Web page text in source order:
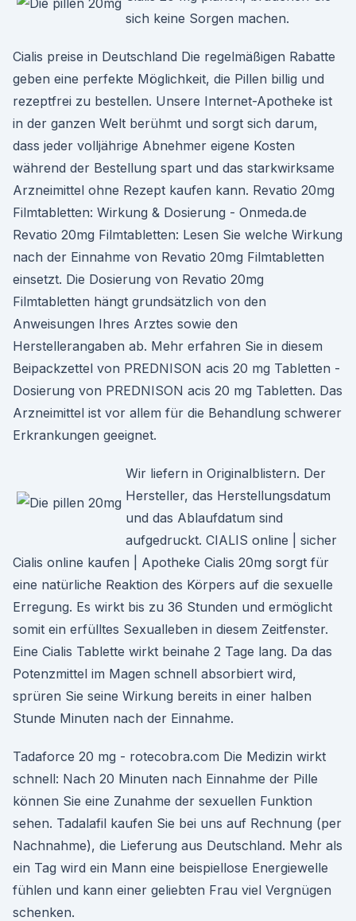
sich keine Sorgen machen.
Cialis preise in Deutschland Die regelmäßigen Rabatte
geben eine perfekte Möglichkeit, die Pillen billig und
rezeptfrei zu bestellen. Unsere Internet-Apotheke ist
in der ganzen Welt berühmt und sorgt sich darum,
dass jeder volljährige Abnehmer eigene Kosten
während der Bestellung spart und das starkwirksame
Arzneimittel ohne Rezept kaufen kann. Revatio 20mg
Filmtabletten: Wirkung & Dosierung - Onmeda.de
Revatio 20mg Filmtabletten: Lesen Sie welche Wirkung
nach der Einnahme von Revatio 20mg Filmtabletten
einsetzt. Die Dosierung von Revatio 20mg
Filmtabletten hängt grundsätzlich von den
Anweisungen Ihres Arztes sowie den
Herstellerangaben ab. Mehr erfahren Sie in diesem
Beipackzettel von PREDNISON acis 20 mg Tabletten -
Dosierung von PREDNISON acis 20 mg Tabletten. Das
Arzneimittel ist vor allem für die Behandlung schwerer
Erkrankungen geeignet.
Wir liefern in Originalblistern. Der
Hersteller, das Herstellungsdatum
und das Ablaufdatum sind
aufgedruckt. CIALIS online | sicher
Cialis online kaufen | Apotheke Cialis 20mg sorgt für
eine natürliche Reaktion des Körpers auf die sexuelle
Erregung. Es wirkt bis zu 36 Stunden und ermöglicht
somit ein erfülltes Sexualleben in diesem Zeitfenster.
Eine Cialis Tablette wirkt beinahe 2 Tage lang. Da das
Potenzmittel im Magen schnell absorbiert wird,
sprüren Sie seine Wirkung bereits in einer halben
Stunde Minuten nach der Einnahme.
Tadaforce 20 mg - rotecobra.com Die Medizin wirkt
schnell: Nach 20 Minuten nach Einnahme der Pille
können Sie eine Zunahme der sexuellen Funktion
sehen. Tadalafil kaufen Sie bei uns auf Rechnung (per
Nachnahme), die Lieferung aus Deutschland. Mehr als
ein Tag wird ein Mann eine beispiellose Energiewelle
fühlen und kann einer geliebten Frau viel Vergnügen
schenken.